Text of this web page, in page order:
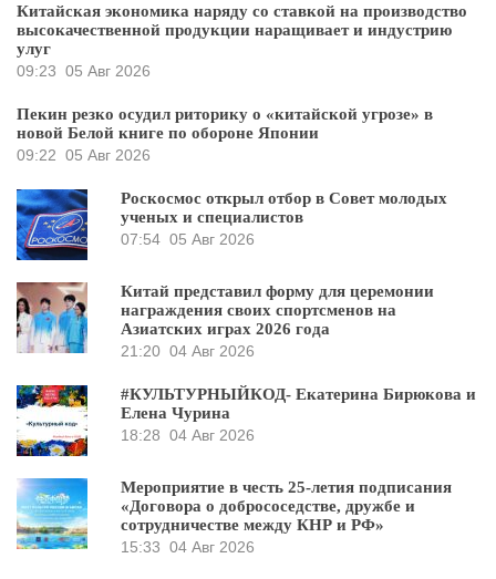
Китайская экономика наряду со ставкой на производство
высокачественной продукции наращивает и индустрию
улуг
09:23 05 Авг 2026
Пекин резко осудил риторику о «китайской угрозе» в
новой Белой книге по обороне Японии
09:22 05 Авг 2026
Роскосмос открыл отбор в Совет молодых
ученых и специалистов
07:54 05 Авг 2026
Китай представил форму для церемонии
награждения своих спортсменов на
Азиатских играх 2026 года
21:20 04 Авг 2026
#КУЛЬТУРНЫЙКОД- Екатерина Бирюкова и
Елена Чурина
18:28 04 Авг 2026
Мероприятие в честь 25-летия подписания
«Договора о добрососедстве, дружбе и
сотрудничестве между КНР и РФ»
15:33 04 Авг 2026